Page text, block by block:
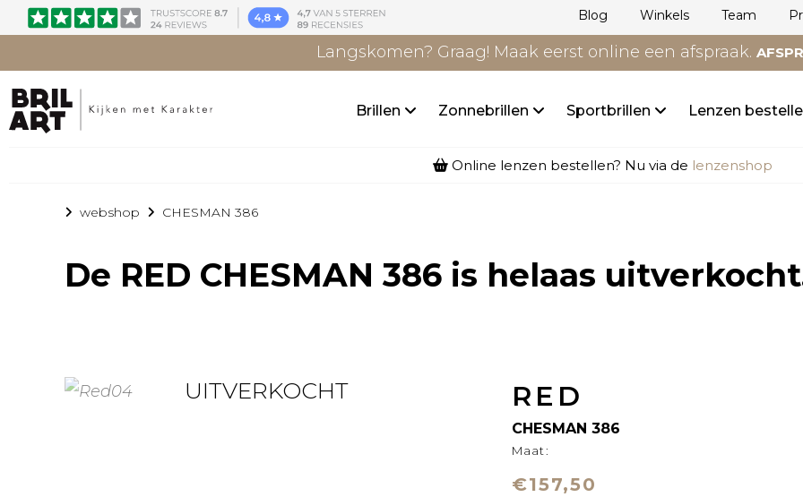
Blog Winkels Team
Langskomen? Graag! Maak eerst online een afspraak.
Brillen Zonnebrillen Sportbrillen Lenzen
Online lenzen bestellen? Nu via de lenzenshop
webshop CHESMAN 386
De RED CHESMAN 386 is helaas
UITVERKOCHT RED
CHESMAN 386
Maat:
€157,50